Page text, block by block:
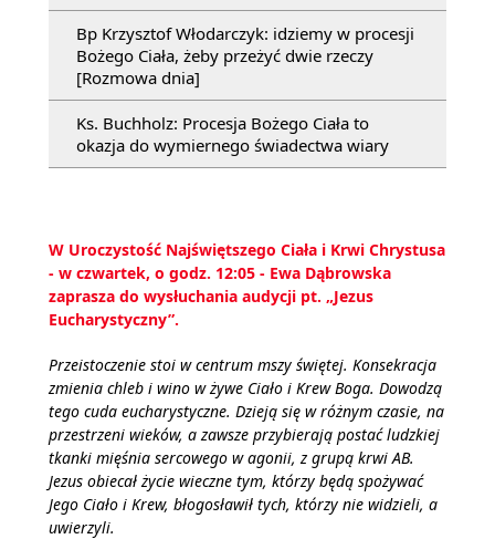
Bp Krzysztof Włodarczyk: idziemy w procesji
Bożego Ciała, żeby przeżyć dwie rzeczy
[Rozmowa dnia]
Ks. Buchholz: Procesja Bożego Ciała to
okazja do wymiernego świadectwa wiary
W Uroczystość Najświętszego Ciała i Krwi Chrystusa
- w czwartek, o godz. 12:05 - Ewa Dąbrowska
zaprasza do wysłuchania audycji pt. „Jezus
Eucharystyczny”.
Przeistoczenie stoi w centrum mszy świętej. Konsekracja
zmienia chleb i wino w żywe Ciało i Krew Boga. Dowodzą
tego cuda eucharystyczne. Dzieją się w różnym czasie, na
przestrzeni wieków, a zawsze przybierają postać ludzkiej
tkanki mięśnia sercowego w agonii, z grupą krwi AB.
Jezus obiecał życie wieczne tym, którzy będą spożywać
Jego Ciało i Krew, błogosławił tych, którzy nie widzieli, a
uwierzyli.